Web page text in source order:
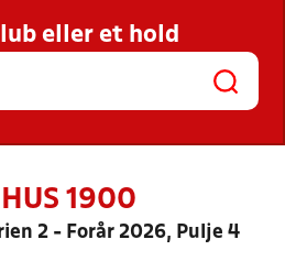
KLUBBER OG
HOLD
eller et hold
1900
2 - Forår 2026, Pulje 4